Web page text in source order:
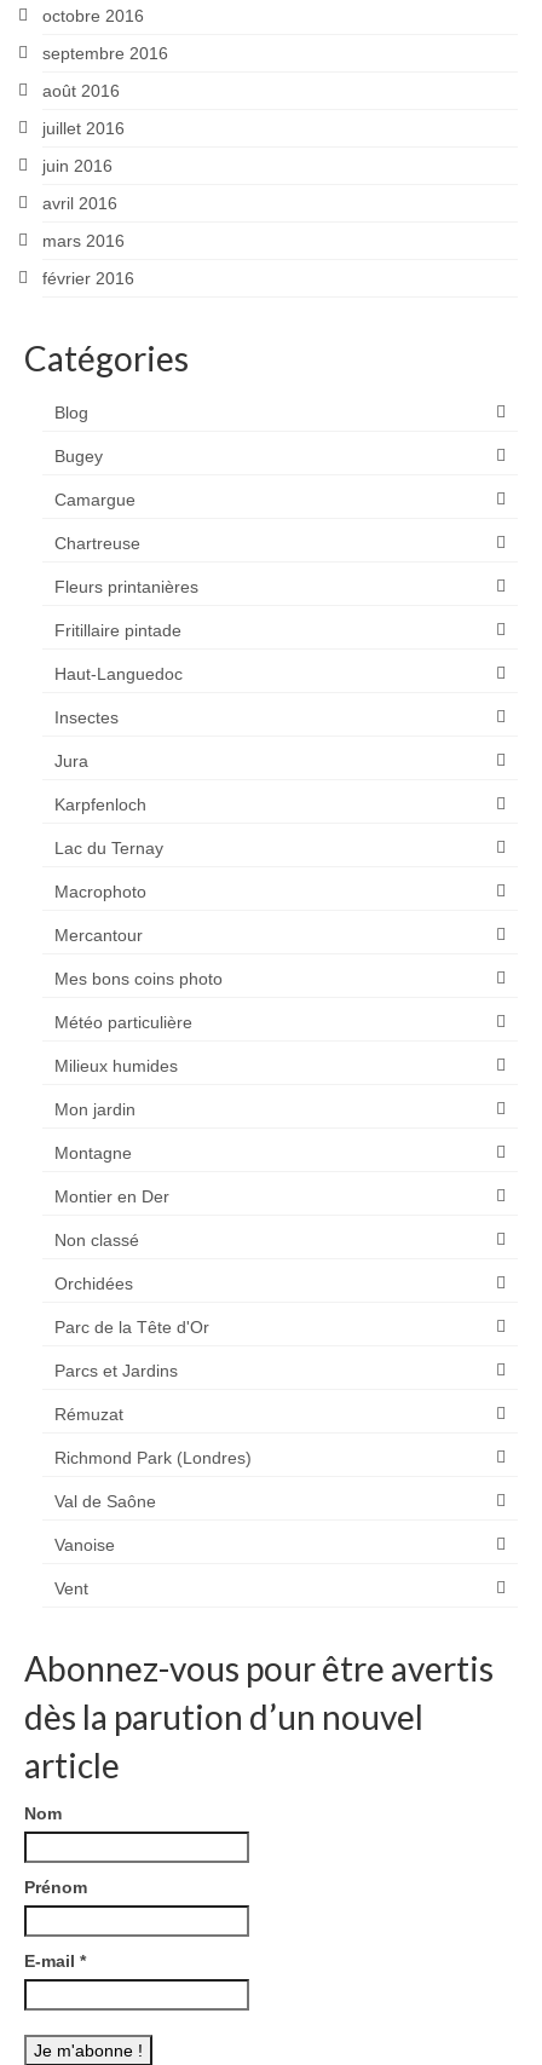
octobre 2016
septembre 2016
août 2016
juillet 2016
juin 2016
avril 2016
mars 2016
février 2016
Catégories
Blog
Bugey
Camargue
Chartreuse
Fleurs printanières
Fritillaire pintade
Haut-Languedoc
Insectes
Jura
Karpfenloch
Lac du Ternay
Macrophoto
Mercantour
Mes bons coins photo
Météo particulière
Milieux humides
Mon jardin
Montagne
Montier en Der
Non classé
Orchidées
Parc de la Tête d'Or
Parcs et Jardins
Rémuzat
Richmond Park (Londres)
Val de Saône
Vanoise
Vent
Abonnez-vous pour être avertis
dès la parution d’un nouvel
article
Nom
Prénom
E-mail *